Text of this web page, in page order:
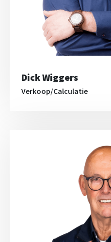
Dick Wiggers
Verkoop/Calculatie